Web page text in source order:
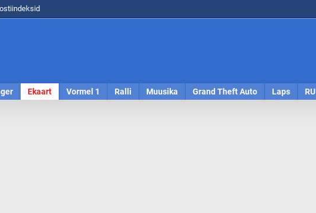
Ekaart Vormel 1 Ralli Muusika Grand Theft Auto Laps RU